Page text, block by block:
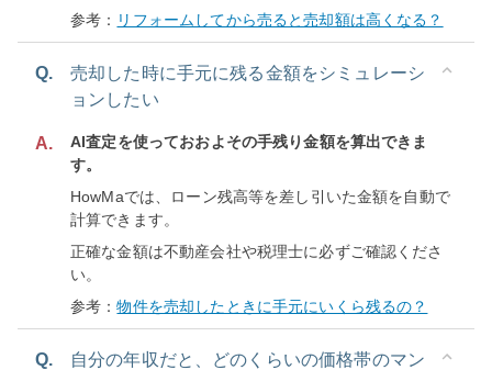
参考： リフォームしてから売ると売却額は高くなる？
Q.
売却した時に手元に残る金額をシミュレーシ
ョンしたい
A.
AI査定を使っておおよその手残り金額を算出できま
す。
HowMaでは、ローン残高等を差し引いた金額を自動で
計算できます。
正確な金額は不動産会社や税理士に必ずご確認くださ
い。
参考：物件を売却したときに手元にいくら残るの？
Q.
自分の年収だと、どのくらいの価格帯のマン